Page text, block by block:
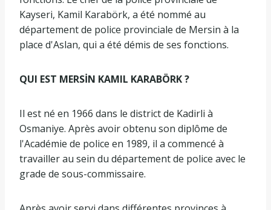
Kayseri, Kamil Karabörk, a été nommé au
département de police provinciale de Mersin à la
place d'Aslan, qui a été démis de ses fonctions.
QUI EST MERSİN KAMIL KARABÖRK ?
Il est né en 1966 dans le district de Kadirli à
Osmaniye. Après avoir obtenu son diplôme de
l'Académie de police en 1989, il a commencé à
travailler au sein du département de police avec le
grade de sous-commissaire.